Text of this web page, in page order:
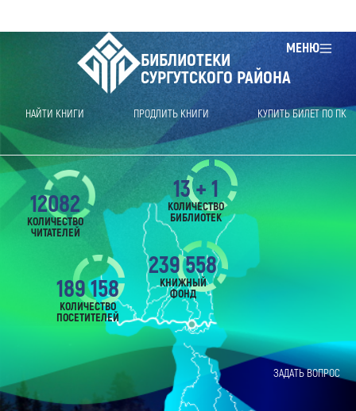
МЕНЮ
БИБЛИОТЕКИ
СУРГУТСКОГО РАЙОНА
НАЙТИ КНИГИ ПРОДЛИТЬ КНИГИ КУПИТЬ БИЛЕТ ПО ПК
ЗАДАТЬ ВОПРОС
12082
КОЛИЧЕСТВО
ЧИТАТЕЛЕЙ
189 158
КОЛИЧЕСТВО
ПОСЕТИТЕЛЕЙ
239 558
КНИЖНЫЙ
ФОНД
13 + 1
КОЛИЧЕСТВО
БИБЛИОТЕК